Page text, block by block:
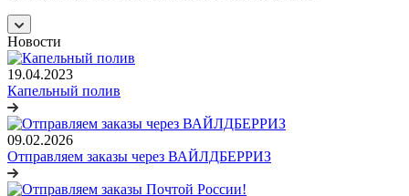
Новости
19.04.2023
Капельный полив
09.02.2026
Отправляем заказы через ВАЙЛДБЕРРИЗ